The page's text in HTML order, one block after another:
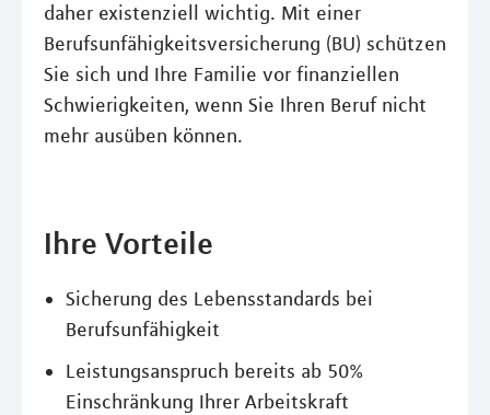
daher existenziell wichtig. Mit einer
Berufsunfähigkeitsversicherung (BU) schützen
Sie sich und Ihre Familie vor finanziellen
Schwierigkeiten, wenn Sie Ihren Beruf nicht
mehr ausüben können.
Ihre Vorteile
Sicherung des Lebensstandards bei
Berufsunfähigkeit
Leistungsanspruch bereits ab 50%
Einschränkung Ihrer Arbeitskraft